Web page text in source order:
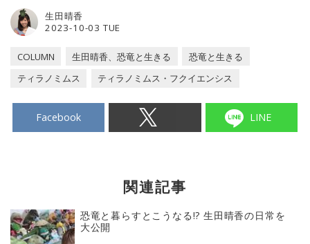
2023-10-03 TUE
生田晴香
COLUMN 生田晴香、恐竜と生きる
恐竜と生きる
ティラノミムス
ティラノミムス・フクイエンシス
Facebook LINE
関連記事
恐竜と暮らすとこうなる!? 生田晴香の日常を
大公開